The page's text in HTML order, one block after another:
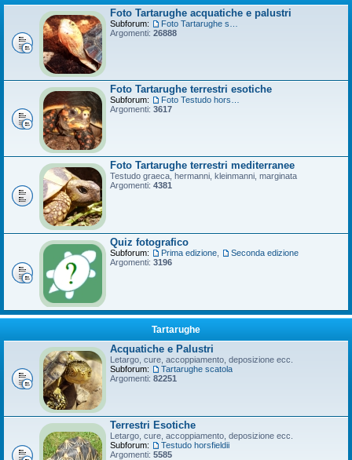
Foto Tartarughe acquatiche e palustri
Subforum:
Argomenti: 26888
Foto Tartarughe terrestri esotiche
Subforum:
Argomenti: 3617
Foto Tartarughe terrestri mediterranee
Testudo graeca, hermanni, kleinmanni, marginata
Argomenti: 4381
Quiz fotografico
Subforum: Prima edizione
Seconda edizione
Argomenti: 3196
Tartarughe
Acquatiche e Palustri
Letargo, cure, accoppiamento, deposizione ecc.
Subforum:
Tartarughe scatola
Argomenti: 82251
Terrestri Esotiche
Letargo, cure, accoppiamento, deposizione ecc.
Subforum:
Testudo horsfieldii
Argomenti: 5585